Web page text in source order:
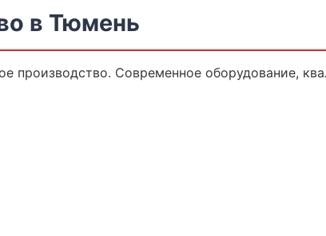
в Тюмень
производство. Современное оборудование,